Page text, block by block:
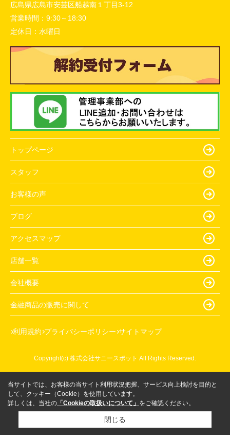
広島県広島市安芸区船越南１丁目3-12
営業時間： 9:30～18:30
定休日： 水曜日
トップページ
スタッフ
お客様の声
ブログ
アクセスマップ
店舗一覧
会社概要
金融商品の販売に関して
利用規約 プライバシーポリシー サイトマップ
Copyright(c) 株式会社サニースポット All Rights Reserved.
当サイトでは、お客様の当サイト利用状況把握、サービス向上検討を目的と
して、クッキー（Cookie）を使用しています。
詳しくは、当社の 「Cookieの取扱いについて」 をご確認ください。
閉じる